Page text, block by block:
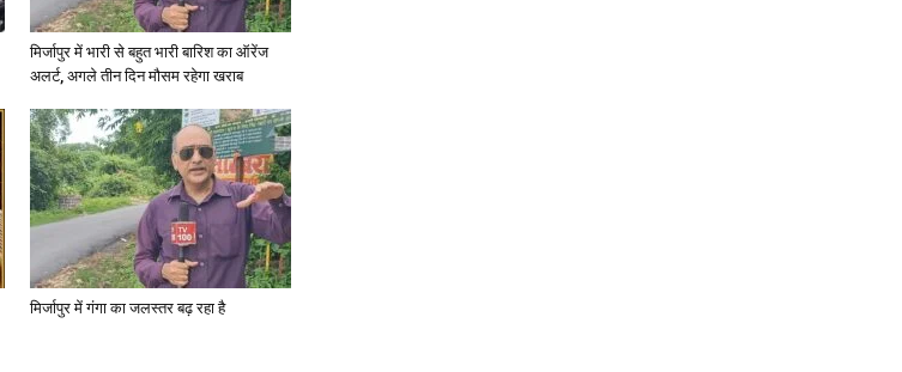
Hindi
News
मिर्जापुर में भारी से बहुत भारी बारिश का ऑरेंज
अलर्ट, अगले तीन दिन मौसम रहेगा खराब
मिर्जापुर में गंगा का जलस्तर बढ़ रहा है